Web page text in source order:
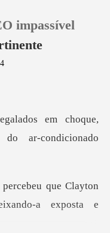
impassível
em choque,
beu que Clayton